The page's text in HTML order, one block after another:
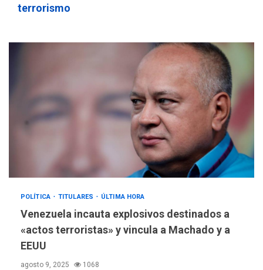
terrorismo
POLÍTICA TITULARES ÚLTIMA HORA
Venezuela incauta explosivos destinados a
«actos terroristas» y vincula a Machado y a
EEUU
agosto 9, 2025 1068